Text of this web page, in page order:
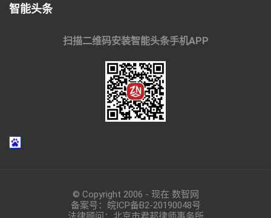
智能头条
扫描二维码安装智能头条手机APP
© Copyright 2006 - 现在 数智网
备案号： 皖ICP备B2-20190048号